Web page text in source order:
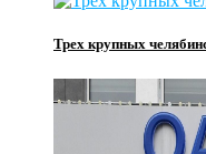
Трех крупных